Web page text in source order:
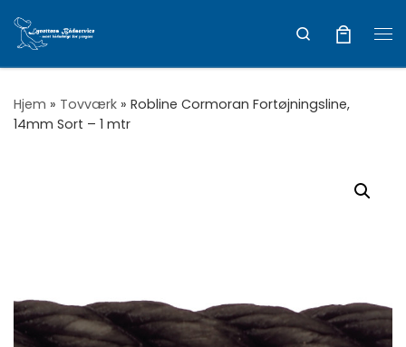
Vis hele indholdet
Search
Hjem » Tovværk » Robline Cormoran Fortøjningsline,
14mm Sort – 1 mtr